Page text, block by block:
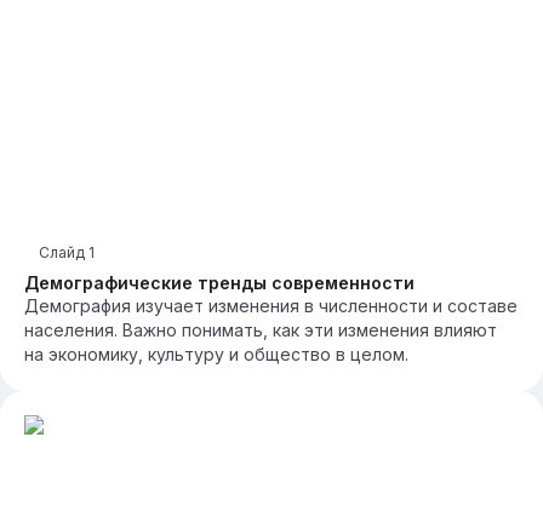
Демографические тренды современности
Слайд 1
Демография изучает изменения в численности и составе
населения. Важно понимать, как эти изменения влияют
на экономику, культуру и общество в целом.